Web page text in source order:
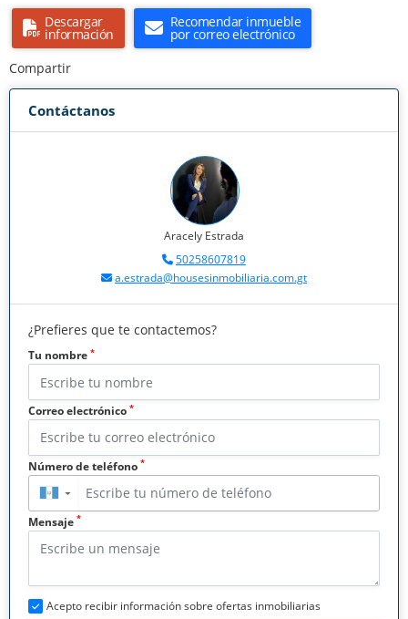
Descargar
información
Recomendar inmueble
por correo electrónico
Compartir
Contáctanos
Aracely Estrada
50258607819
a.estrada@housesinmobiliaria.com.gt
¿Prefieres que te contactemos?
Tu nombre *
Correo electrónico *
Número de teléfono *
▼
Mensaje *
Acepto recibir información sobre ofertas inmobiliarias